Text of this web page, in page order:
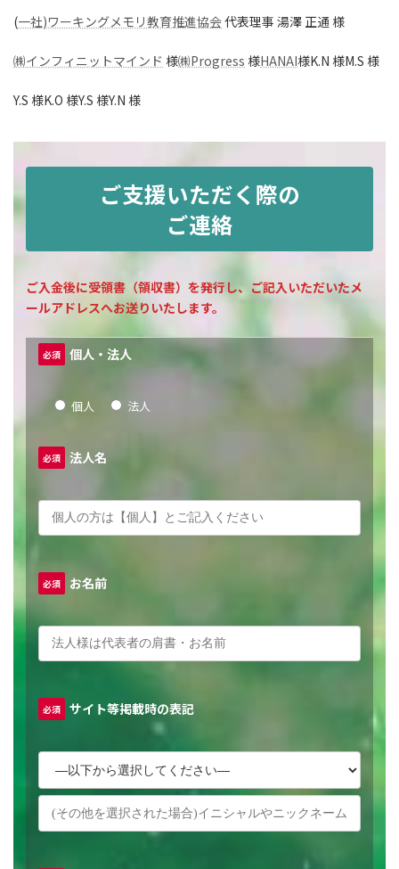
(一社)ワーキングメモリ教育推進協会代表理事 湯澤 正通 様
㈱インフィニットマインド 様㈱Progress 様HANAI様K.N 様M.S 様
Y.S 様K.O 様Y.S 様Y.N 様
ご支援いただく際の
ご連絡
ご入金後に受領書（領収書）を発行し、ご記入いただいたメ
ールアドレスへお送りいたします。
必須 個人・法人
個人 法人
必須 法人名
必須 お名前
必須 サイト等掲載時の表記